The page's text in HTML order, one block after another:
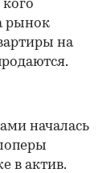
рынок
на
началась
в актив.